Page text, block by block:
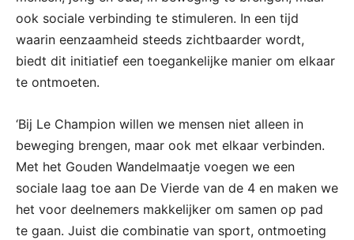
ook sociale verbinding te stimuleren. In een tijd
waarin eenzaamheid steeds zichtbaarder wordt,
biedt dit initiatief een toegankelijke manier om elkaar
te ontmoeten.
‘Bij Le Champion willen we mensen niet alleen in
beweging brengen, maar ook met elkaar verbinden.
Met het Gouden Wandelmaatje voegen we een
sociale laag toe aan De Vierde van de 4 en maken we
het voor deelnemers makkelijker om samen op pad
te gaan. Juist die combinatie van sport, ontmoeting